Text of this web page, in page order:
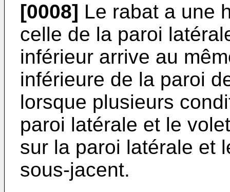
[0008] Le rabat a une
celle de la paroi
inférieur arrive au
inférieure de la paroi
lorsque plusieurs
paroi latérale et le
sur la paroi latérale et
sous-jacent.